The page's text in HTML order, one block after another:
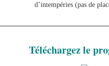
d’intempéries (pas de
Téléchargez le